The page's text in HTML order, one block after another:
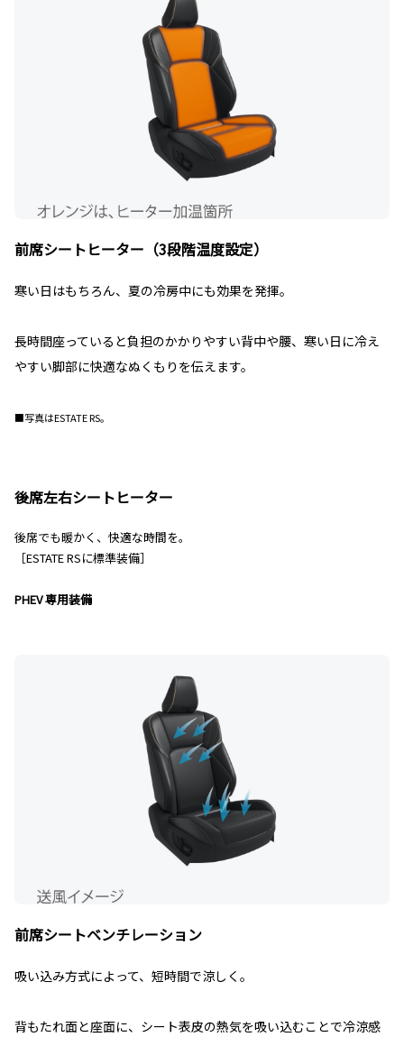
前席シートヒーター（3段階温度設定）
寒い日はもちろん、夏の冷房中にも効果を発揮。
長時間座っていると負担のかかりやすい背中や腰、寒い日に冷え
やすい脚部に快適なぬくもりを伝えます。
■写真はESTATE RS。
後席左右シートヒーター
後席でも暖かく、快適な時間を。
［ESTATE RSに標準装備］
PHEV 専用装備
前席シートベンチレーション
吸い込み方式によって、短時間で涼しく。
背もたれ面と座面に、シート表皮の熱気を吸い込むことで冷涼感